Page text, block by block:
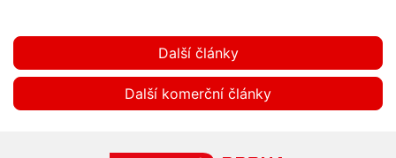
Další články
Další komerční články